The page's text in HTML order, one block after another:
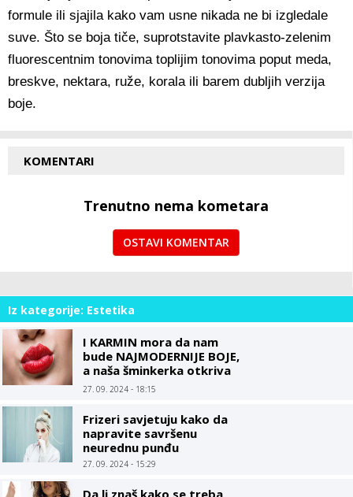
formule ili sjajila kako vam usne nikada ne bi izgledale
suve. Što se boja tiče, suprotstavite plavkasto-zelenim
fluorescentnim tonovima toplijim tonovima poput meda,
breskve, nektara, ruže, korala ili barem dubljih verzija
boje.
KOMENTARI
Trenutno nema kometara
OSTAVI KOMENTAR
Iz kategorije: Estetika
I KARMIN mora da nam
bude NAJMODERNIJE BOJE,
a naša šminkerka otkriva
TRIK kako da vam usne
27. 09. 2024 - 18:15
Frizeri savjetuju kako da
napravite savršenu
neurednu punđu
27. 09. 2024 - 15:29